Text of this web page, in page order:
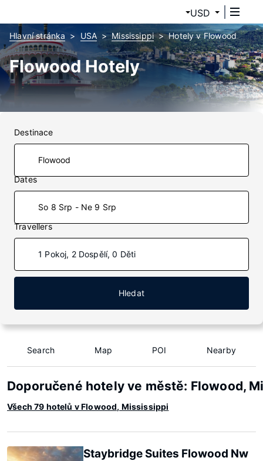
USD
Hlavní stránka USA Mississippi Hotely v Flowood
Flowood Hotely
Destinace
Dates
So 8 Srp - Ne 9 Srp
Travellers
1 Pokoj, 2 Dospělí, 0 Děti
Hledat
Search Map POI Nearby
Doporučené hotely ve městě: Flowood,
Všech 79 hotelů v Flowood, Mississippi
Staybridge Suites Flowood Nw